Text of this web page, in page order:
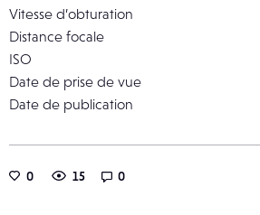
Vitesse d’obturation
Distance focale
ISO
Date de prise de vue
Date de publication
0 15 0